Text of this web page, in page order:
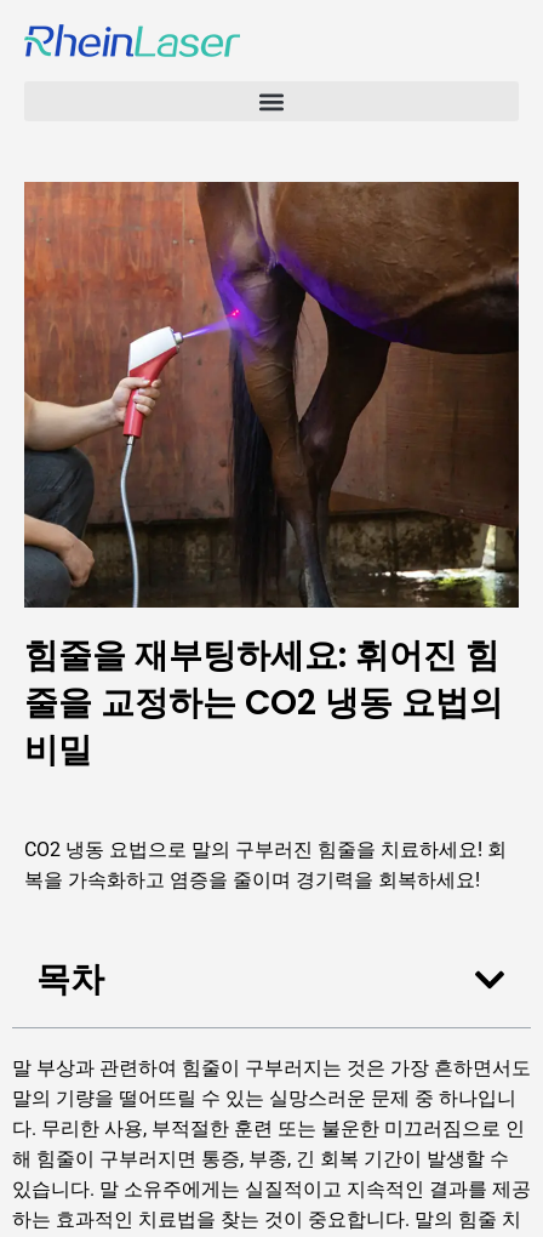
힘줄을 재부팅하세요: 휘어진 힘
줄을 교정하는 CO2 냉동 요법의
비밀
CO2 냉동 요법으로 말의 구부러진 힘줄을 치료하세요! 회
복을 가속화하고 염증을 줄이며 경기력을 회복하세요!
목차
말 부상과 관련하여 힘줄이 구부러지는 것은 가장 흔하면서도
말의 기량을 떨어뜨릴 수 있는 실망스러운 문제 중 하나입니
다. 무리한 사용, 부적절한 훈련 또는 불운한 미끄러짐으로 인
해 힘줄이 구부러지면 통증, 부종, 긴 회복 기간이 발생할 수
있습니다. 말 소유주에게는 실질적이고 지속적인 결과를 제공
하는 효과적인 치료법을 찾는 것이 중요합니다. 말의 힘줄 치